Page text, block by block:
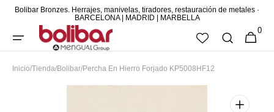
CONTENIDO
Bolibar Bronzes. Herrajes, manivelas, tiradores, restauración de metales ·
BARCELONA | MADRID | MARBELLA
CESTA
0
Inicio/Tienda/Bolibar/Percha En Hierro Forjado KP5008HF12